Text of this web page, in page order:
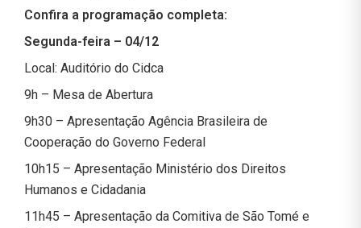
Confira a programação completa:
Segunda-feira – 04/12
Local: Auditório do Cidca
9h – Mesa de Abertura
9h30 – Apresentação Agência Brasileira de
Cooperação do Governo Federal
10h15 – Apresentação Ministério dos Direitos
Humanos e Cidadania
11h45 – Apresentação da Comitiva de São Tomé e